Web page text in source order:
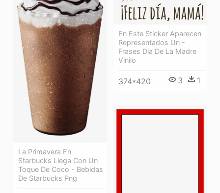
En Este Sticker Aparecen
Representados Un -
Frases Dia De La Madre
Vinilo
374*420 3 1
La Primavera En
Starbucks Llega Con Un
Toque De Coco - Bebidas
De Starbucks Png